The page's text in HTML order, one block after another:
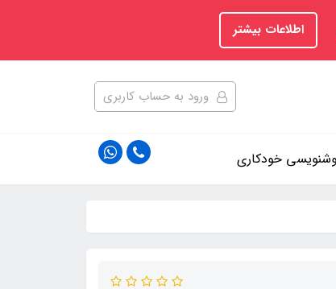
اطلاعات بیشتر
ورود به حساب کاربری
خودکاری